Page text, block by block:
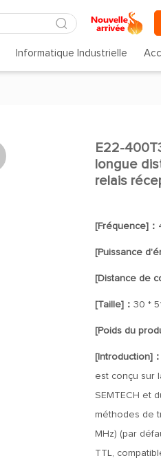
Informatique Industrielle
E22-
longue
relais
[Fréquence]：
[Puissance
[Distance de
[Taille]： 30 *
[Poids du
[Introduction]：
est conçu sur
SEMTECH et
méthodes de
MHz) (par
TTL,